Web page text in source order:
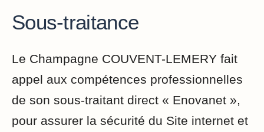
Sous-traitance
Le Champagne COUVENT-LEMERY fait
appel aux compétences professionnelles
de son sous-traitant direct « Enovanet »,
pour assurer la sécurité du Site internet et